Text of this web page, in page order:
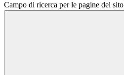
Campo di ricerca per le pagine del sito